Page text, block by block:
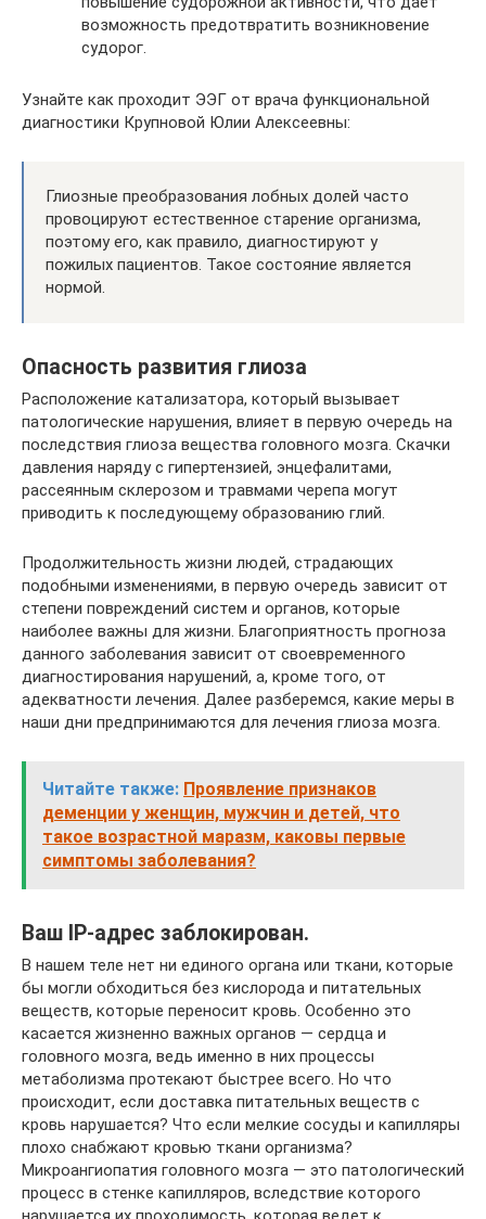
возможность предотвратить возникновение
судорог.
Узнайте как проходит ЭЭГ от врача функциональной
диагностики Крупновой Юлии Алексеевны:
Глиозные преобразования лобных долей часто
провоцируют естественное старение организма,
поэтому его, как правило, диагностируют у
пожилых пациентов. Такое состояние является
нормой.
Опасность развития глиоза
Расположение катализатора, который вызывает
патологические нарушения, влияет в первую очередь на
последствия глиоза вещества головного мозга. Скачки
давления наряду с гипертензией, энцефалитами,
рассеянным склерозом и травмами черепа могут
приводить к последующему образованию глий.
Продолжительность жизни людей, страдающих
подобными изменениями, в первую очередь зависит от
степени повреждений систем и органов, которые
наиболее важны для жизни. Благоприятность прогноза
данного заболевания зависит от своевременного
диагностирования нарушений, а, кроме того, от
адекватности лечения. Далее разберемся, какие меры в
наши дни предпринимаются для лечения глиоза мозга.
Читайте также: Проявление признаков
деменции у женщин, мужчин и детей, что
такое возрастной маразм, каковы первые
симптомы заболевания?
Ваш IP-адрес заблокирован.
В нашем теле нет ни единого органа или ткани, которые
бы могли обходиться без кислорода и питательных
веществ, которые переносит кровь. Особенно это
касается жизненно важных органов — сердца и
головного мозга, ведь именно в них процессы
метаболизма протекают быстрее всего. Но что
происходит, если доставка питательных веществ с
кровь нарушается? Что если мелкие сосуды и капилляры
плохо снабжают кровью ткани организма?
Микроангиопатия головного мозга — это патологический
процесс в стенке капилляров, вследствие которого